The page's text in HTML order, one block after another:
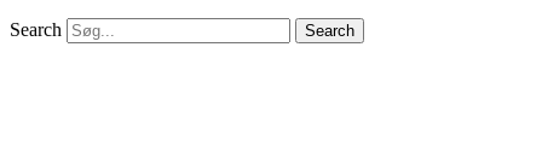
Search Search